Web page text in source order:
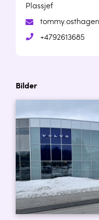
Plassjef
+4792613685
Bilder